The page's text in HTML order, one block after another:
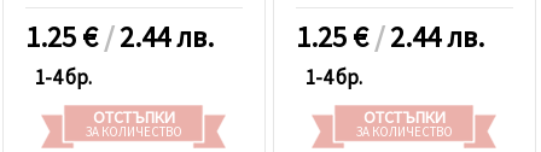
1.25€/2.44 лв.
1-4 бр.
ОТСТЪПКИ
ЗА КОЛИЧЕСТВО
1.25€/2.44 лв.
1-4 бр.
ОТСТЪПКИ
ЗА КОЛИЧЕСТВО